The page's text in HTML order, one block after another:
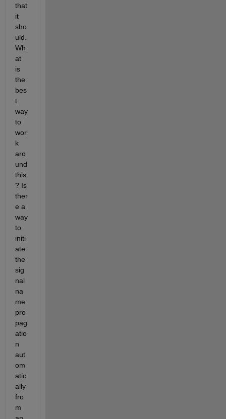
that
it
sho
uld.
Wh
at
is
the
bes
t
way
to
wor
k
aro
und
this
? Is
ther
e a
way
to
initi
ate
the
sig
nal
na
me
pro
pag
atio
n
aut
om
atic
ally
fro
m